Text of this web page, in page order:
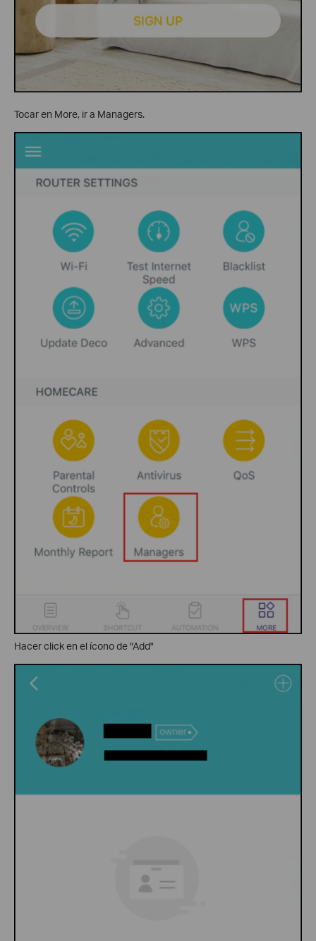
Tocar en More, ir a Managers.
Hacer click en el ícono de "Add"